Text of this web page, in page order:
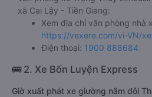
xã Cai Lậy - Tiền Giang:
Xem địa chỉ văn phòng nhà
https://vexere.com/vi-VN/
Điện thoại: 1900 888684
🚌 2. Xe Bốn Luyện Express
Giờ xuất phát xe giường nằm đôi